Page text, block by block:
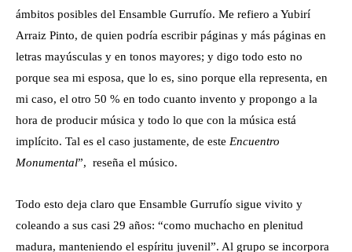
ámbitos posibles del Ensamble Gurrufío. Me refiero a Yubirí
Arraiz Pinto, de quien podría escribir páginas y más páginas en
letras mayúsculas y en tonos mayores; y digo todo esto no
porque sea mi esposa, que lo es, sino porque ella representa, en
mi caso, el otro 50 % en todo cuanto invento y propongo a la
hora de producir música y todo lo que con la música está
implícito. Tal es el caso justamente, de este Encuentro
Monumental”, reseña el músico.
Todo esto deja claro que Ensamble Gurrufío sigue vivito y
coleando a sus casi 29 años: “como muchacho en plenitud
madura, manteniendo el espíritu juvenil”. Al grupo se incorpora